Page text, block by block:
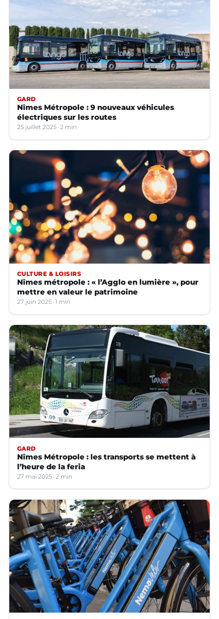
GARD
Nîmes Métropole : 9 nouveaux véhicules
électriques sur les routes
25 juillet 2025 2 min
CULTURE & LOISIRS
Nîmes métropole : « l’Agglo en lumière », pour
mettre en valeur le patrimoine
27 juin 2025 1 min
GARD
Nîmes Métropole : les transports se mettent à
l’heure de la feria
27 mai 2025 2 min